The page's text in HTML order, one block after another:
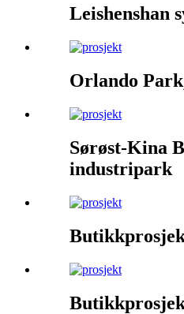
Leishenshan
Orlando
Sørøst-Kina
industripark